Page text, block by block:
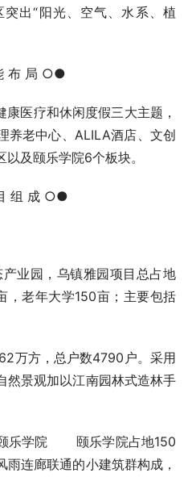
出“阳光、空气、水系、植
布 局 ○●
养老中心、ALILA酒店、文创
及颐乐学院6个板块。
组 成 ○●
园，乌镇雅园项目总占地
老年大学150亩；主要包括
然景观加以江南园林式造林手
学院       颐乐学院占地150
连廊联通的小建筑群构成，